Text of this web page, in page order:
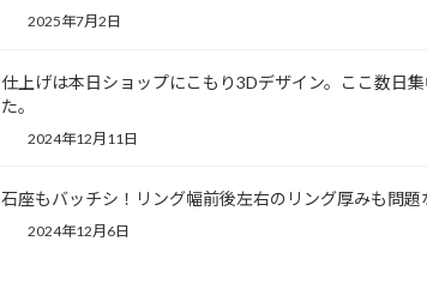
2025年7月2日
仕上げは本日ショップにこもり3Dデザイン。ここ数日
た。
2024年12月11日
石座もバッチシ！リング幅前後左右のリング厚みも問題
2024年12月6日